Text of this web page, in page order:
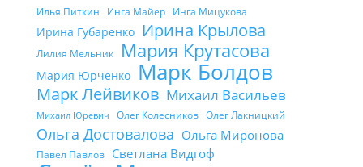
Илья Питкин
Инга Майер Инга Мицукова
Ирина Губаренко Ирина Крылова
Лилия Мельник Мария Крутасова
Мария Юрченко Марк Болдов
Марк Лейвиков Михаил Васильев
Михаил Юревич Олег Колесников Олег Лакницкий
Ольга Достовалова Ольга Миронова
Павел Павлов Светлана Видгоф